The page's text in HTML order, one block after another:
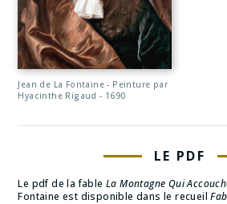
Jean de La Fontaine - Peinture par
Hyacinthe Rigaud - 1690
LE PDF
Le pdf de la fableLa Montagne Qui
Fontaine est disponible dans le recueil